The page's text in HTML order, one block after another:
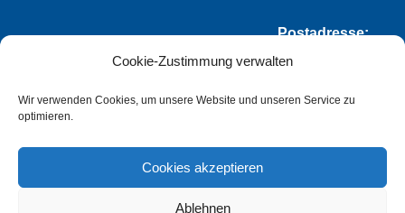
Cookie-Zustimmung verwalten
Wir verwenden Cookies, um unsere Website und unseren Service zu
optimieren.
Cookies akzeptieren
Ablehnen
Postadresse:
VfL Frei-Weinheim 1921 e.V.
Thomas Winternheimer
Talstr. 149
55218 Ingelheim